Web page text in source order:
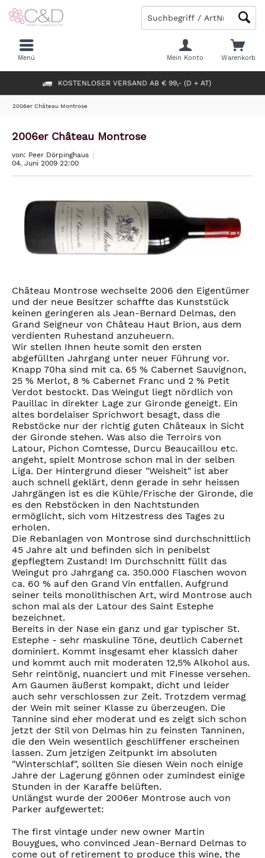
KOSTENLOSER VERSAND AB € 99,- (D + AT)
Warenkorb
Mein Konto
Menü
2006er Château Montrose
2006er Château Montrose
von: Peer Dörpinghaus
04. Juni 2009 22:00
Château Montrose wechselte 2006 den Eigentümer
und der neue Besitzer schaffte das Kunststück
keinen geringeren als Jean-Bernard Delmas, den
Grand Seigneur von Château Haut Brion, aus dem
verdienten Ruhestand anzuheuern.
Wir stellen Ihnen heute somit den ersten
abgefüllten Jahrgang unter neuer Führung vor.
Knapp 70ha sind mit ca. 65 % Cabernet Sauvignon,
25 % Merlot, 8 % Cabernet Franc und 2 % Petit
Verdot bestockt. Das Weingut liegt nördlich von
Pauillac in direkter Lage zur Gironde geneigt. Ein
altes bordelaiser Sprichwort besagt, dass die
Rebstöcke nur der richtig guten Châteaux in Sicht
der Gironde stehen. Was also die Terroirs von
Latour, Pichon Comtesse, Durcu Beaucaillou etc.
angeht, spielt Montrose schon mal in der selben
Liga. Der Hintergrund dieser "Weisheit" ist aber
auch schnell geklärt, denn gerade in sehr heissen
Jahrgängen ist es die Kühle/Frische der Gironde, die
es den Rebstöcken in den Nachtstunden
ermöglicht, sich vom Hitzestress des Tages zu
erholen.
Die Rebanlagen von Montrose sind durchschnittlich
45 Jahre alt und befinden sich in penibelst
gepflegtem Zustand! Im Durchschnitt füllt das
Weingut pro Jahrgang ca. 350.000 Flaschen wovon
ca. 60 % auf den Grand Vin entfallen. Aufgrund
seiner teils monolithischen Art, wird Montrose auch
schon mal als der Latour des Saint Estephe
bezeichnet.
Bereits in der Nase ein ganz und gar typischer St.
Estephe - sehr maskuline Töne, deutlich Cabernet
dominiert. Kommt insgesamt eher klassich daher
und kommt auch mit moderaten 12,5% Alkohol aus.
Sehr reintönig, nuanciert und mit Finesse versehen.
Am Gaumen äußerst kompakt, dicht und leider
auch sehr verschlossen zur Zeit. Trotzdem vermag
der Wein mit seiner Klasse zu überzeugen. Die
Tannine sind eher moderat und es zeigt sich schon
jetzt der Stil von Delmas hin zu feinsten Tanninen,
die den Wein wesentlich geschliffener erscheinen
lassen. Zum jetzigen Zeitpunkt im absoluten
"Winterschlaf", sollten Sie diesen Wein noch einige
Jahre der Lagerung gönnen oder zumindest einige
Stunden in der Karaffe belüften.
Unlängst wurde der 2006er Montrose auch von
Parker aufgewertet:
The first vintage under new owner Martin
Bouygues, who convinced Jean-Bernard Delmas to
come out of retirement to produce this wine, the